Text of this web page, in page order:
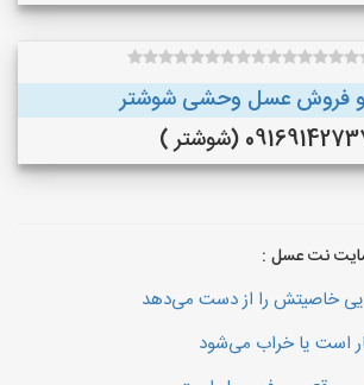
فروش عسل وحشی شوشتر
(شوشتر )
نت عسل :
خاصیتش را از دست می‌دهد
است یا خراب می‌شود